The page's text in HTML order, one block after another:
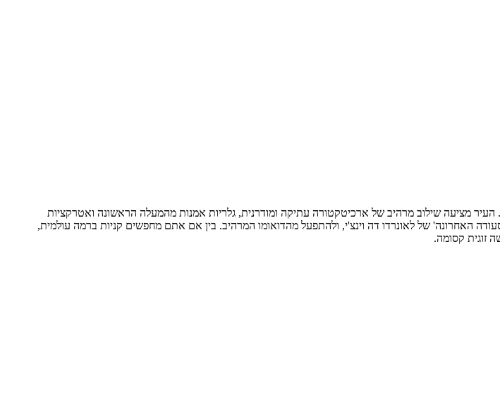
העיר מציעה שילוב מרהיב של ארכיטקטורה עתיקה ומודרנית, גלריות אמנות מהמעלה הראשונה ואטרקציות
האחרונה' של לאונרדו דה וינצ'י, ולהתפעל מהדואומו המרהיב. בין אם אתם מחפשים קניות ברמה עולמית,
זוגית קסומה.